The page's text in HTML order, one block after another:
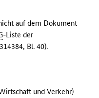
auf dem Dokument
-Liste der
Bl. 40).
und Verkehr)